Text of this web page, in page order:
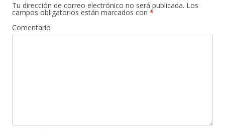
Tu dirección de correo electrónico no será publicada. Los
campos obligatorios están marcados con *
Comentario